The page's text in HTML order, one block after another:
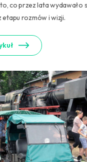
co przez lata wydawało
rozmów i wizji.